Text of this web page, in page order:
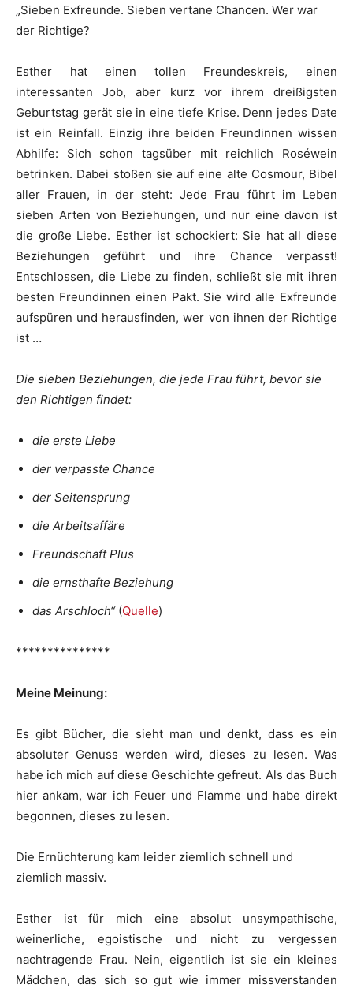
„Sieben Exfreunde. Sieben vertane Chancen. Wer war
der Richtige?
Esther hat einen tollen Freundeskreis, einen
interessanten Job, aber kurz vor ihrem dreißigsten
Geburtstag gerät sie in eine tiefe Krise. Denn jedes Date
ist ein Reinfall. Einzig ihre beiden Freundinnen wissen
Abhilfe: Sich schon tagsüber mit reichlich Roséwein
betrinken. Dabei stoßen sie auf eine alte Cosmour, Bibel
aller Frauen, in der steht: Jede Frau führt im Leben
sieben Arten von Beziehungen, und nur eine davon ist
die große Liebe. Esther ist schockiert: Sie hat all diese
Beziehungen geführt und ihre Chance verpasst!
Entschlossen, die Liebe zu finden, schließt sie mit ihren
besten Freundinnen einen Pakt. Sie wird alle Exfreunde
aufspüren und herausfinden, wer von ihnen der Richtige
ist …
Die sieben Beziehungen, die jede Frau führt, bevor sie
den Richtigen findet:
die erste Liebe
der verpasste Chance
der Seitensprung
die Arbeitsaffäre
Freundschaft Plus
die ernsthafte Beziehung
das Arschloch“ (Quelle)
***************
Meine Meinung:
Es gibt Bücher, die sieht man und denkt, dass es ein
absoluter Genuss werden wird, dieses zu lesen. Was
habe ich mich auf diese Geschichte gefreut. Als das Buch
hier ankam, war ich Feuer und Flamme und habe direkt
begonnen, dieses zu lesen.
Die Ernüchterung kam leider ziemlich schnell und
ziemlich massiv.
Esther ist für mich eine absolut unsympathische,
weinerliche, egoistische und nicht zu vergessen
nachtragende Frau. Nein, eigentlich ist sie ein kleines
Mädchen, das sich so gut wie immer missverstanden